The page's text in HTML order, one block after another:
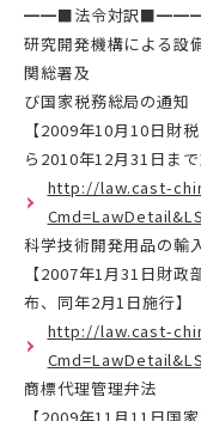
━━■法令対訳
研究開発機構による設
関総署及
び国家税務総局の通知
【2009年10月10日財
ら2010年12月31日まで
http://law.cast-
科学技術開発用品の輸
【2007年1月31日財
布、同年2月1日施行】
http://law.cast-
商標代理管理弁法